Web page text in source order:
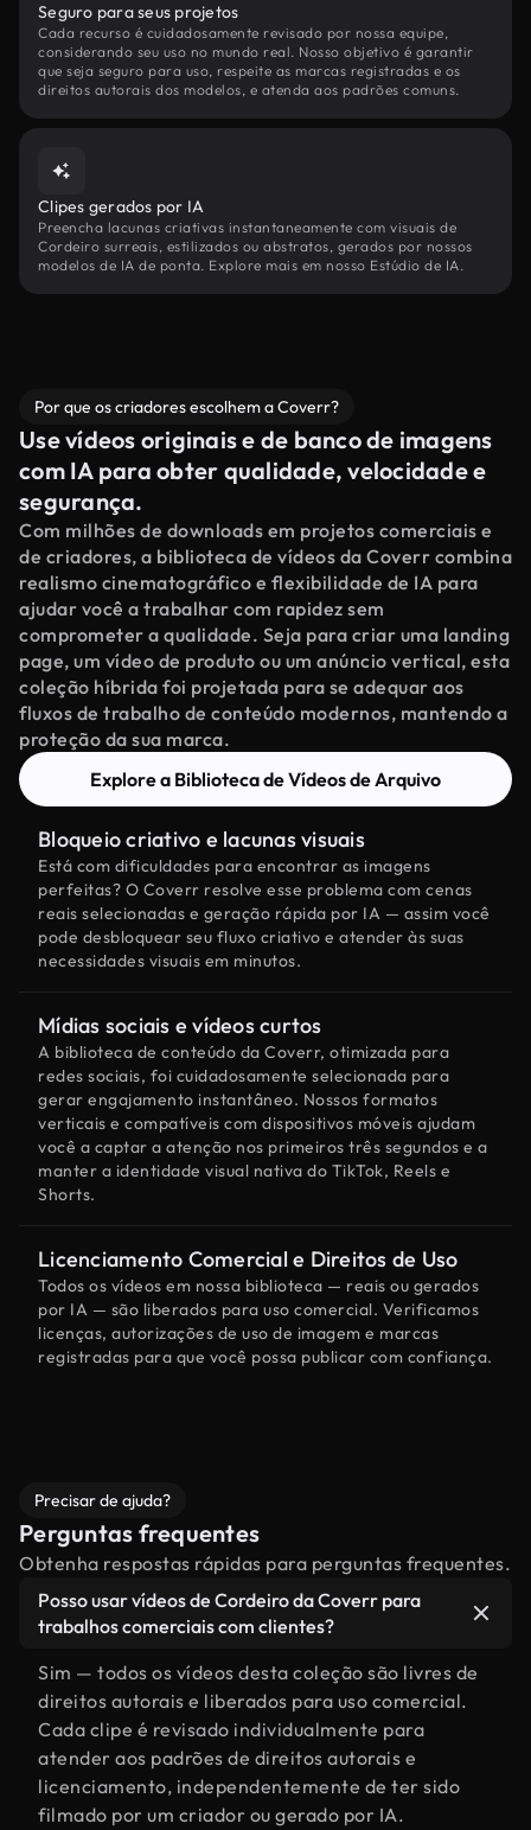
Seguro para seus projetos
Cada recurso é cuidadosamente revisado por nossa equipe,
considerando seu uso no mundo real. Nosso objetivo é garantir
que seja seguro para uso, respeite as marcas registradas e os
direitos autorais dos modelos, e atenda aos padrões comuns.
Clipes gerados por IA
Preencha lacunas criativas instantaneamente com visuais de
Cordeiro surreais, estilizados ou abstratos, gerados por nossos
modelos de IA de ponta. Explore mais em nosso Estúdio de IA.
Por que os criadores escolhem a Coverr?
Use vídeos originais e de banco de imagens
com IA para obter qualidade, velocidade e
segurança.
Com milhões de downloads em projetos comerciais e
de criadores, a biblioteca de vídeos da Coverr combina
realismo cinematográfico e flexibilidade de IA para
ajudar você a trabalhar com rapidez sem
comprometer a qualidade. Seja para criar uma landing
page, um vídeo de produto ou um anúncio vertical, esta
coleção híbrida foi projetada para se adequar aos
fluxos de trabalho de conteúdo modernos, mantendo a
proteção da sua marca.
Explore a Biblioteca de Vídeos de Arquivo
Bloqueio criativo e lacunas visuais
Está com dificuldades para encontrar as imagens
perfeitas? O Coverr resolve esse problema com cenas
reais selecionadas e geração rápida por IA — assim você
pode desbloquear seu fluxo criativo e atender às suas
necessidades visuais em minutos.
Mídias sociais e vídeos curtos
A biblioteca de conteúdo da Coverr, otimizada para
redes sociais, foi cuidadosamente selecionada para
gerar engajamento instantâneo. Nossos formatos
verticais e compatíveis com dispositivos móveis ajudam
você a captar a atenção nos primeiros três segundos e a
manter a identidade visual nativa do TikTok, Reels e
Shorts.
Licenciamento Comercial e Direitos de Uso
Todos os vídeos em nossa biblioteca — reais ou gerados
por IA — são liberados para uso comercial. Verificamos
licenças, autorizações de uso de imagem e marcas
registradas para que você possa publicar com confiança.
Precisar de ajuda?
Perguntas frequentes
Obtenha respostas rápidas para perguntas frequentes.
Posso usar vídeos de Cordeiro da Coverr para
trabalhos comerciais com clientes?
Sim — todos os vídeos desta coleção são livres de
direitos autorais e liberados para uso comercial.
Cada clipe é revisado individualmente para
atender aos padrões de direitos autorais e
licenciamento, independentemente de ter sido
filmado por um criador ou gerado por IA.